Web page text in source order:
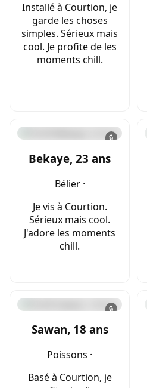
Installé à Courtion, je
garde les choses
simples. Sérieux mais
cool. Je profite de les
moments chill.
🔒
Bekaye, 23 ans
Bélier ·
Je vis à Courtion.
Sérieux mais cool.
J'adore les moments
chill.
🔒
Sawan, 18 ans
Poissons ·
Basé à Courtion, je